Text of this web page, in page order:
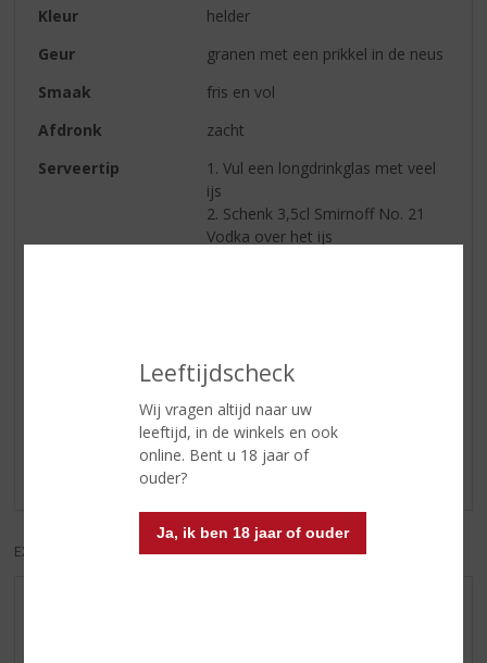
Leeftijdscheck
Wij vragen altijd naar uw
leeftijd, in de winkels en ook
online. Bent u 18 jaar of
ouder?
Ja, ik ben 18 jaar of ouder
Kleur
helder
Geur
granen met een prikkel in de neus
Smaak
fris en vol
Afdronk
zacht
Serveertip
1. Vul een longdrinkglas met veel
ijs
2. Schenk 3,5cl Smirnoff No. 21
Vodka over het ijs
Reviews
Schrijf een review
Er zijn nog geen reviews geplaatst voor dit product
EXCL. BTW INCL. BTW